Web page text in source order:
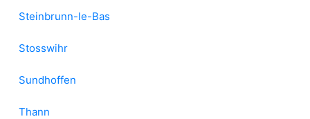
Steinbrunn-le-Bas
Stosswihr
Sundhoffen
Thann